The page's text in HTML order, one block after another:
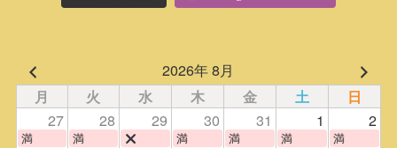
2026年 8月
月 火 水 木 金 土 日
27 28 29 30 31 1 2
満 満 満 満 満 満